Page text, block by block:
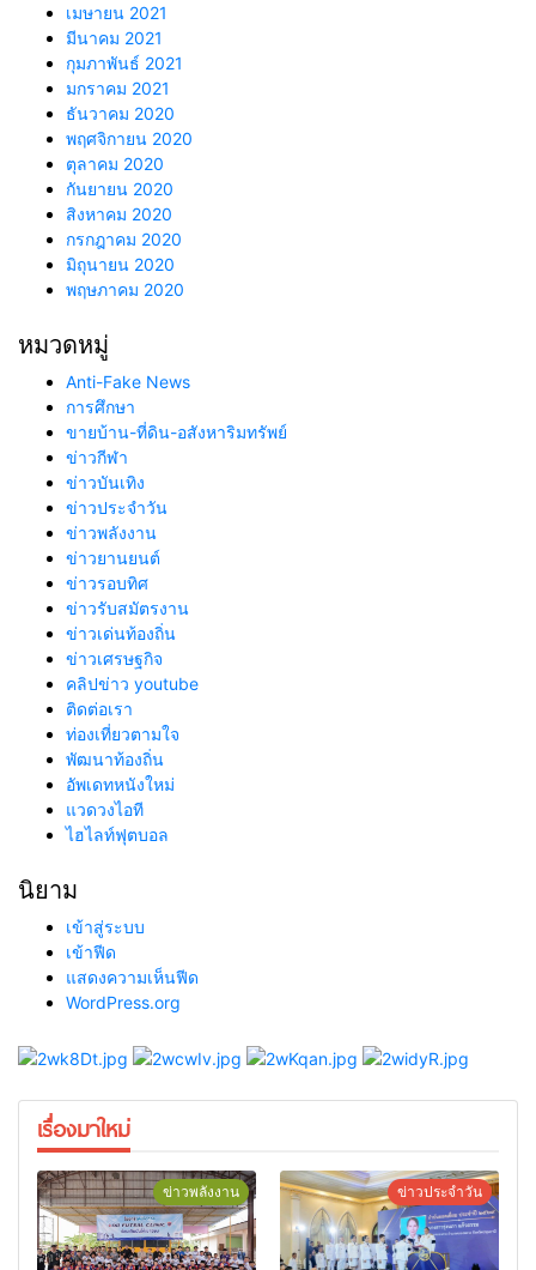
เมษายน 2021
มีนาคม 2021
กุมภาพันธ์ 2021
มกราคม 2021
ธันวาคม 2020
พฤศจิกายน 2020
ตุลาคม 2020
กันยายน 2020
สิงหาคม 2020
กรกฎาคม 2020
มิถุนายน 2020
พฤษภาคม 2020
หมวดหมู่
Anti-Fake News
การศึกษา
ขายบ้าน-ที่ดิน-อสังหาริมทรัพย์
ข่าวกีฬา
ข่าวบันเทิง
ข่าวประจำวัน
ข่าวพลังงาน
ข่าวยานยนต์
ข่าวรอบทิศ
ข่าวรับสมัตรงาน
ข่าวเด่นท้องถิ่น
ข่าวเศรษฐกิจ
คลิปข่าว youtube
ติดต่อเรา
ท่องเที่ยวตามใจ
พัฒนาท้องถิ่น
อัพเดทหนังใหม่
แวดวงไอที
ไฮไลท์ฟุตบอล
นิยาม
เข้าสู่ระบบ
เข้าฟีด
แสดงความเห็นฟีด
WordPress.org
เรื่องมาใหม่
ข่าวพลังงาน ข่าวประจำวัน